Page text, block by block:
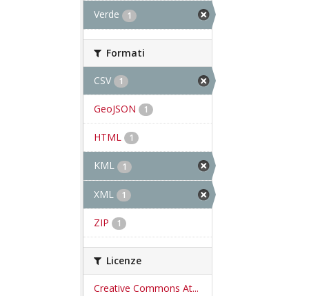
Verde 1
Formati
CSV 1
GeoJSON 1
HTML 1
KML 1
XML 1
ZIP 1
Licenze
Creative Commons At...